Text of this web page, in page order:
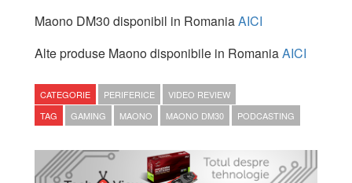
Maono DM30 disponibil in RomaniaAICI
Alte produse Maono disponibile in RomaniaAICI
CATEGORIE PERIFERICE
VIDEO REVIEW
TAG
GAMING MAONO MAONO DM30 PODCASTING